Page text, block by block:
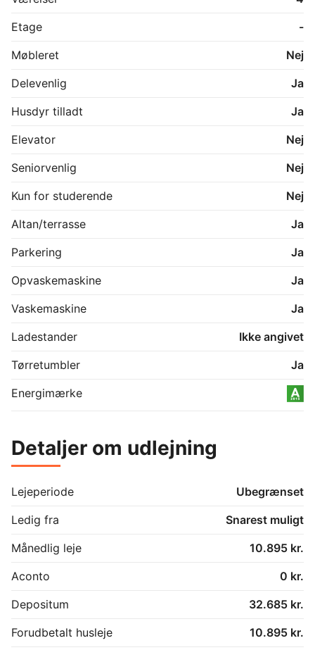
Hver bolig har en fri parkeringsplads.
De viste billeder kan være fra et andet men
afvigelser kan derfor forekomme.
Etage
-
Møbleret
Nej
Delevenlig
Ja
Husdyr tilladt
Ja
Elevator
Nej
Seniorvenlig
Nej
Kun for studerende
Nej
Altan/terrasse
Ja
Parkering
Ja
Opvaskemaskine
Ja
Vaskemaskine
Ja
Ladestander
Ikke angivet
Tørretumbler
Ja
Energimærke
Detaljer om udlejning
Lejeperiode
Ubegrænset
Ledig fra
Snarest muligt
Månedlig leje
10.895 kr.
Aconto
0 kr.
Depositum
32.685 kr.
Forudbetalt husleje
10.895 kr.